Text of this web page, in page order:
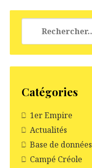
Catégories
1er Empire
Actualités
Base de données
Campé Créole